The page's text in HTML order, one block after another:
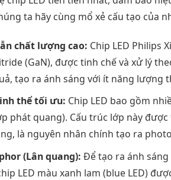
ta hãy cùng mổ xẻ cấu tạo của
chất lượng cao: Chip LED Philips
(GaN), được tinh chế và xử lý
tạo ra ánh sáng với ít năng lượng
thể tối ưu: Chip LED bao gồm
phát quang). Cấu trúc lớp này
là nguyên nhân chính tạo ra
(Lân quang): Để tạo ra ánh sáng
LED màu xanh lam (blue LED)